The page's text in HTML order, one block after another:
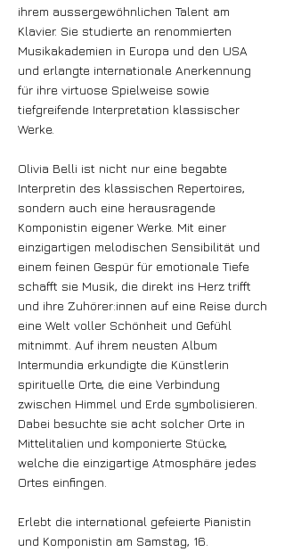
ihrem aussergewöhnlichen Talent am
Klavier. Sie studierte an renommierten
Musikakademien in Europa und den USA
und erlangte internationale Anerkennung
für ihre virtuose Spielweise sowie
tiefgreifende Interpretation klassischer
Werke.
Olivia Belli ist nicht nur eine begabte
Interpretin des klassischen Repertoires,
sondern auch eine herausragende
Komponistin eigener Werke. Mit einer
einzigartigen melodischen Sensibilität und
einem feinen Gespür für emotionale Tiefe
schafft sie Musik, die direkt ins Herz trifft
und ihre Zuhörer:innen auf eine Reise durch
eine Welt voller Schönheit und Gefühl
mitnimmt. Auf ihrem neusten Album
Intermundia erkundigte die Künstlerin
spirituelle Orte, die eine Verbindung
zwischen Himmel und Erde symbolisieren.
Dabei besuchte sie acht solcher Orte in
Mittelitalien und komponierte Stücke,
welche die einzigartige Atmosphäre jedes
Ortes einfingen.
Erlebt die international gefeierte Pianistin
und Komponistin am Samstag, 16.